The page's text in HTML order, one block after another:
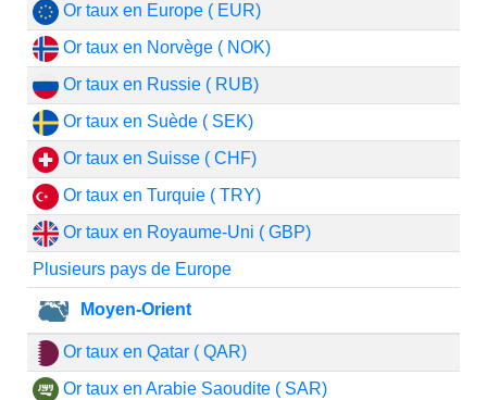
Or taux en Europe ( EUR)
Or taux en Norvège ( NOK)
Or taux en Russie ( RUB)
Or taux en Suède ( SEK)
Or taux en Suisse ( CHF)
Or taux en Turquie ( TRY)
Or taux en Royaume-Uni ( GBP)
Plusieurs pays de Europe
Moyen-Orient
Or taux en Qatar ( QAR)
Or taux en Arabie Saoudite ( SAR)